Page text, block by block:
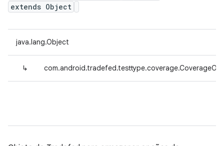
extends Object
java.lang.Object
↳